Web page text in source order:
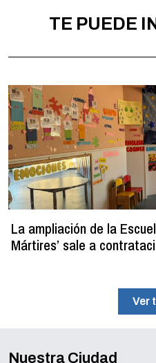
TE PUEDE
La ampliación de la
Mártires’ sale a
Ver
Nuestra Ciudad